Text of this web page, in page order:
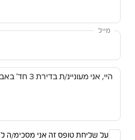
מייל
על שליחת טופס זה אני מסכימ/ה ל